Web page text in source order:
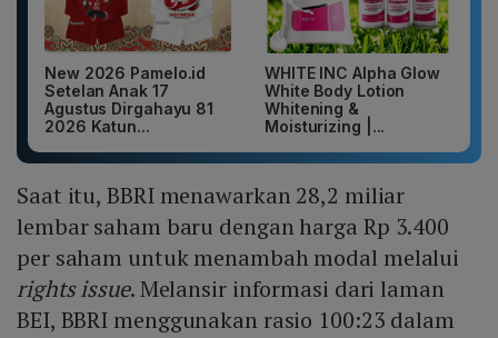
New 2026 Pamelo.id
Setelan Anak 17
Agustus Dirgahayu 81
2026 Katun...
WHITE INC Alpha Glow
White Body Lotion
Whitening &
Moisturizing |...
Saat itu, BBRI menawarkan 28,2 miliar
lembar saham baru dengan harga Rp 3.400
per saham untuk menambah modal melalui
rights issue. Melansir informasi dari laman
BEI, BBRI menggunakan rasio 100:23 dalam